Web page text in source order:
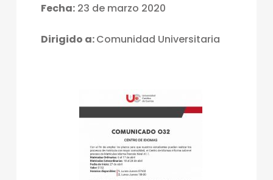
Fecha:23 de marzo 2020
Dirigido a:Comunidad Universitaria